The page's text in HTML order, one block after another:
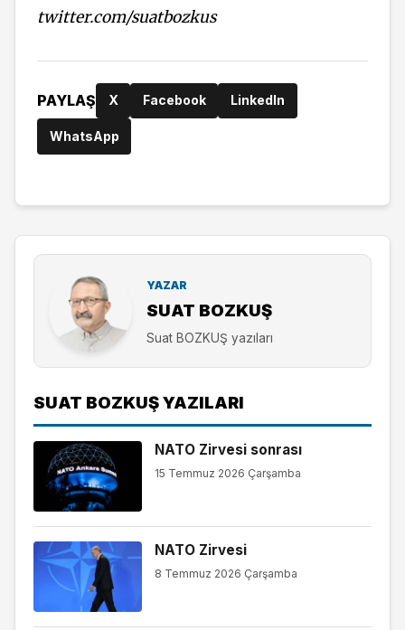
twitter.com/suatbozkus
PAYLAŞ X Facebook LinkedIn
WhatsApp
YAZAR
SUAT BOZKUŞ
Suat BOZKUŞ yazıları
SUAT BOZKUŞ YAZILARI
NATO Zirvesi sonrası
15 Temmuz 2026 Çarşamba
NATO Zirvesi
8 Temmuz 2026 Çarşamba